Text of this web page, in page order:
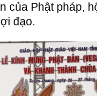
của Phật pháp,
đạo.